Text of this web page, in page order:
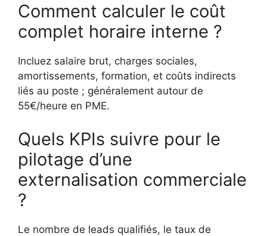
Comment calculer le coût
complet horaire interne ?
Incluez salaire brut, charges sociales,
amortissements, formation, et coûts indirects
liés au poste ; généralement autour de
55€/heure en PME.
Quels KPIs suivre pour le
pilotage d’une
externalisation commerciale
?
Le nombre de leads qualifiés, le taux de